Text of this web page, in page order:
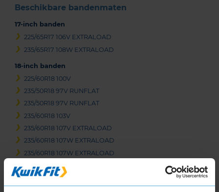
Beschikbare bandenmaten
17-inch banden
225/65R17 106V EXTRALOAD
235/65R17 108W EXTRALOAD
18-inch banden
225/60R18 100V
235/50R18 97V RUNFLAT
235/50R18 97V RUNFLAT
235/60R18 103V
235/60R18 107V EXTRALOAD
235/60R18 107W EXTRALOAD
235/60R18 107W EXTRALOAD
235/65R18 110H EXTRALOAD
255/55R18 109Y EXTRALOAD